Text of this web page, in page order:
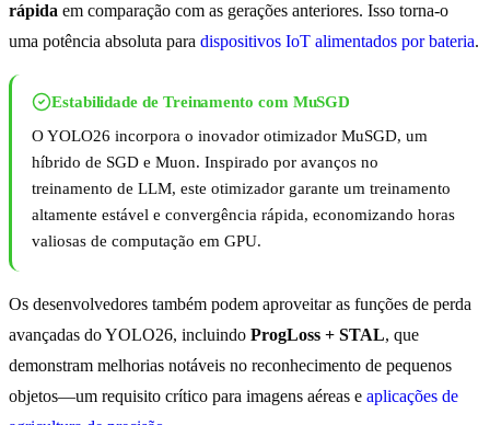
rápida em comparação com as gerações anteriores. Isso torna-o
uma potência absoluta para dispositivos IoT alimentados por bateria.
Estabilidade de Treinamento com MuSGD
O YOLO26 incorpora o inovador otimizador MuSGD, um
híbrido de SGD e Muon. Inspirado por avanços no
treinamento de LLM, este otimizador garante um treinamento
altamente estável e convergência rápida, economizando horas
valiosas de computação em GPU.
Os desenvolvedores também podem aproveitar as funções de perda
avançadas do YOLO26, incluindo ProgLoss + STAL, que
demonstram melhorias notáveis no reconhecimento de pequenos
objetos—um requisito crítico para imagens aéreas e aplicações de